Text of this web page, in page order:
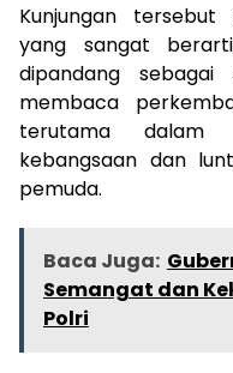
Kunjungan tersebut
yang sangat
dipandang
membaca
terutama dalam
kebangsaan dan
pemuda.
Baca Juga:
Semangat dan
Polri